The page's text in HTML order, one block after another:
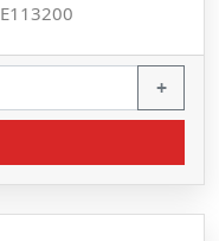
E113200
+